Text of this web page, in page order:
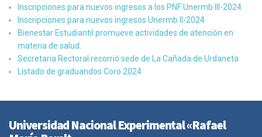
Inscripciones para nuevos ingresos a los PNF Unermb III-2024
Inscripciones para nuevos ingresos Unermb II-2024
Bienestar Estudiantil promueve actividades de atención en
materia de salud.
Secretaria Rectoral recorrió sede de La Cañada de Urdaneta
Listado de graduandos Coro 2024
Universidad Nacional Experimental «Rafael